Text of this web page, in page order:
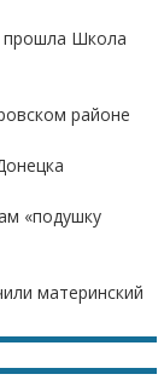
прошла Школа
районе
«подушку
материнский